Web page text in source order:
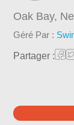
Oak Bay,
Géré Par :
Partager :